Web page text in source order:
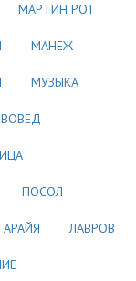
МАРТИН РОТ
МАНЕЖ
МУЗЫКА
ПОСОЛ
ЛАВРОВ